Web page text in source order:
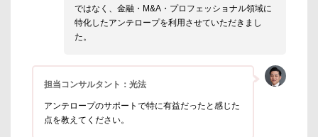
ではなく、金融・M&A・プロフェッショナル領域に
特化したアンテロープを利用させていただきまし
た。
担当コンサルタント：光法
アンテロープのサポートで特に有益だったと感じた
点を教えてください。